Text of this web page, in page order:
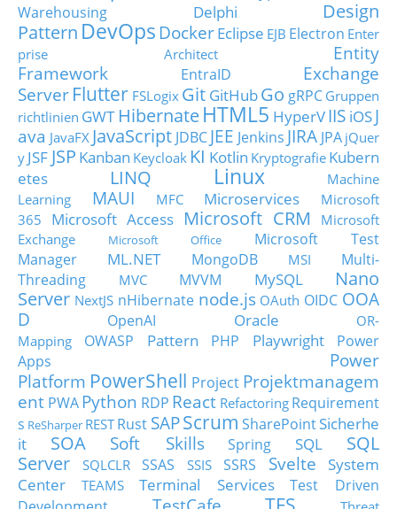
Warehousing
Delphi
Design
Pattern DevOps DockerEclipse EJB Electron Enter
prise Architect
Entity
Framework
EntraID
Exchange
Server Flutter FSLogix Git GitHubGo gRPC Gruppen
richtlinien GWT HibernateHTML5 HyperVIIS iOSJ
ava JavaFX JavaScript JDBC JEE Jenkins JIRA JPA jQuer
y JSF JSP Kanban Keycloak KI Kotlin Kryptografie Kubern
etes
LINQ Linux
Machine
Learning
MAUI MFC Microservices
Microsoft
365
Microsoft Access Microsoft CRM
Microsoft
Exchange
Microsoft Office
Microsoft Test
Manager
ML.NET MongoDB MSI
Multi-
Threading
MVC MVVM MySQL
Nano
Server NextJS nHibernate node.js OAuth OIDC OOA
D
OpenAI Oracle
OR-
Mapping
OWASP Pattern PHP Playwright
Power
Apps
Power
Platform PowerShell Project Projektmanagem
ent PWA Python RDP React Refactoring Requirement
s ReSharper RESTRust SAPScrum SharePointSicherhe
it
SOA Soft Skills Spring SQL
SQL
Server
SQLCLR SSAS SSIS SSRS Svelte
System
Center
TEAMS Terminal Services
Test Driven